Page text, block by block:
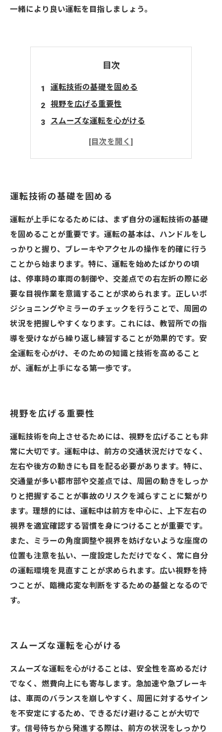
一緒により良い運転を目指しましょう。
目次
運転技術の基礎を固める
視野を広げる重要性
スムーズな運転を心がける
交通ルールとマナーの理解
運転技術の基礎を固める
運転が上手になるためには、まず自分の運転技術の基礎
を固めることが重要です。運転の基本は、ハンドルをし
っかりと握り、ブレーキやアクセルの操作を的確に行う
ことから始まります。特に、運転を始めたばかりの頃
は、停車時の車両の制御や、交差点での右左折の際に必
要な目視作業を意識することが求められます。正しいポ
ジショニングやミラーのチェックを行うことで、周囲の
状況を把握しやすくなります。これには、教習所での指
導を受けながら繰り返し練習することが効果的です。安
全運転を心がけ、そのための知識と技術を高めること
が、運転が上手になる第一歩です。
視野を広げる重要性
運転技術を向上させるためには、視野を広げることも非
常に大切です。運転中は、前方の交通状況だけでなく、
左右や後方の動きにも目を配る必要があります。特に、
交通量が多い都市部や交差点では、周囲の動きをしっか
りと把握することが事故のリスクを減らすことに繋がり
ます。理想的には、運転中は前方を中心に、上下左右の
視界を適宜確認する習慣を身につけることが重要です。
また、ミラーの角度調整や視界を妨げないような座席の
位置も注意を払い、一度設定しただけでなく、常に自分
の運転環境を見直すことが求められます。広い視野を持
つことが、臨機応変な判断をするための基盤となるので
す。
スムーズな運転を心がける
スムーズな運転を心がけることは、安全性を高めるだけ
でなく、燃費向上にも寄与します。急加速や急ブレーキ
は、車両のバランスを崩しやすく、周囲に対するサイン
を不安定にするため、できるだけ避けることが大切で
す。信号待ちから発進する際は、前方の状況をしっかり